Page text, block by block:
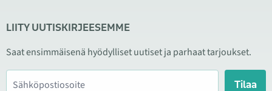
LIITY UUTISKIRJEESEMME
Saat ensimmäisenä hyödylliset uutiset ja parhaat tarjoukset.
Tilaa